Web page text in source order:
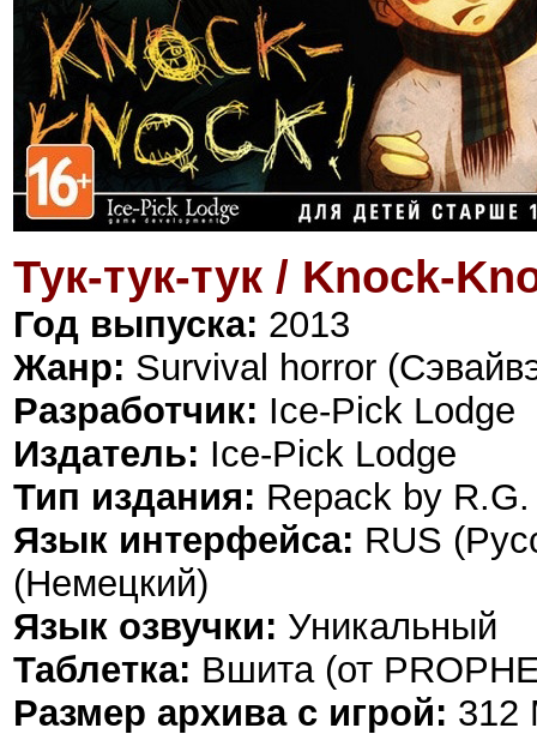
Тук-тук-тук / Knock-
Год выпуска: 2013
Жанр: Survival horror
Разработчик: Ice-Pick Lodge
Издатель: Ice-Pick Lodge
Тип издания: Repack by
Язык интерфейса: RUS
(Немецкий)
Язык озвучки: Уникальный
Таблетка: Вшита (от
Размер архива с игрой: 312